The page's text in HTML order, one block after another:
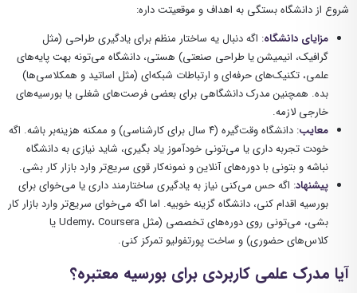
شروع از دانشگاه بستگی به اهداف و موقعیتت داره:
مزایای دانشگاه: اگه دنبال یه ساختار منظم برای یادگیری طراحی (مثل
گرافیک، انیمیشن یا طراحی صنعتی) هستی، دانشگاه می‌تونه بهت پایه‌های
علمی، تکنیک‌های حرفه‌ای و ارتباطات شبکه‌ای (مثل اساتید و همکلاسی‌ها)
بده. همچنین مدرک دانشگاهی برای بعضی فرصت‌های شغلی یا بورسیه‌های
خارجی لازمه.
معایب
: دانشگاه وقت‌گیره (۴ سال برای کارشناسی) و ممکنه هزینه‌بر باشه. اگه
خودت تجربه داری یا می‌تونی خودآموز یاد بگیری، شاید نیازی به دانشگاه
نباشه و بتونی با دوره‌های آنلاین و نمونه‌کار قوی سریع‌تر وارد بازار کار بشی.
پیشنهاد: اگه حس می‌کنی نیاز به یادگیری ساختارمند داری یا می‌خوای برای
بورسیه اقدام کنی، دانشگاه گزینه خوبیه. اما اگه می‌خوای سریع‌تر وارد بازار کار
بشی، می‌تونی روی دوره‌های تخصصی (مثل Udemy، Coursera یا
کلاس‌های حضوری) و ساخت پورتفولیو تمرکز کنی.
آیا مدرک علمی کاربردی برای بورسیه معتبره؟